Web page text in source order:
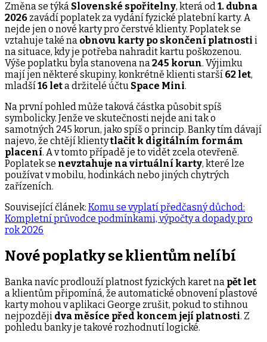
Změna se týká Slovenské spořitelny, která od1. dubna
2026 zavádí poplatek za vydání fyzické platební karty. A
nejde jen o nové karty pro čerstvé klienty. Poplatek se
vztahuje také na obnovu karty po skončení platnosti i
na situace, kdy je potřeba nahradit kartu poškozenou.
Výše poplatku byla stanovena na245 korun. Výjimku
mají jen některé skupiny, konkrétně klienti starší 62 let,
mladší16 leta držitelé účtu Space Mini.
Na první pohled může taková částka působit spíš
symbolicky. Jenže ve skutečnosti nejde ani tak o
samotných 245 korun, jako spíš o princip. Banky tím dávají
najevo, že chtějí klientytlačit k digitálním formám
placení. A v tomto případě je to vidět zcela otevřeně.
Poplatek se nevztahuje na virtuální karty, které lze
používat v mobilu, hodinkách nebo jiných chytrých
zařízeních.
Související článek: Komu se vyplatí předčasný důchod:
Kompletní průvodce podmínkami, výpočty a dopady pro
rok 2026
Nové poplatky se klientům nelíbí
Banka navíc prodlouží platnost fyzických karet na pět let
a klientům připomíná, že automatické obnovení plastové
karty mohou v aplikaci George zrušit, pokud to stihnou
nejpozději dva měsíce před koncem její platnosti. Z
pohledu banky je takové rozhodnutí logické.